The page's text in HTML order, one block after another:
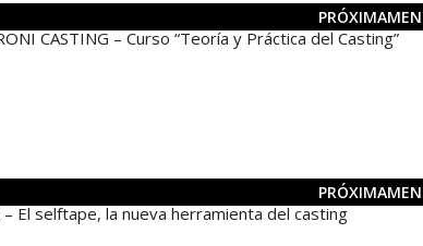
CASTING – Curso “Teoría y Práctica del Casting”
– El selftape, la nueva herramienta del casting